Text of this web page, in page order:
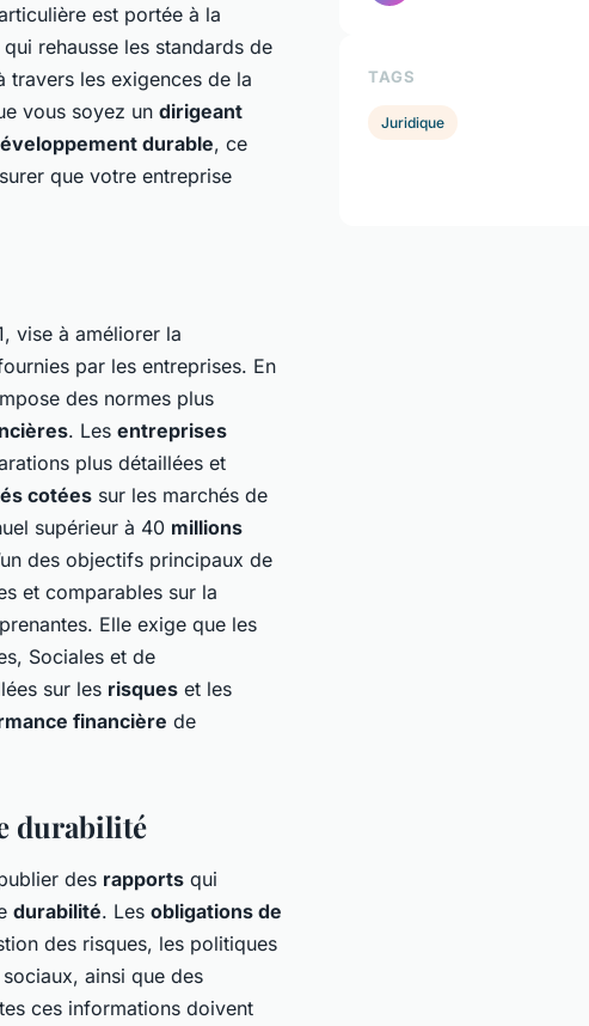
est portée à la
rehausse les standards de
travers les exigences de la
vous soyez un dirigeant
durable, ce
que votre entreprise
vise à améliorer la
par les entreprises. En
des normes plus
. Les entreprises
plus détaillées et
cotées sur les marchés de
supérieur à 40 millions
des objectifs principaux de
et comparables sur la
Elle exige que les
Sociales et de
sur les risques et les
financière de
durabilité
des rapports qui
durabilité. Les obligations de
des risques, les politiques
ainsi que des
ces informations doivent
TAGS
Juridique